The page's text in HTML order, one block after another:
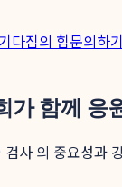
다짐의 힘문의하기
가 함께
사 의 중요성과